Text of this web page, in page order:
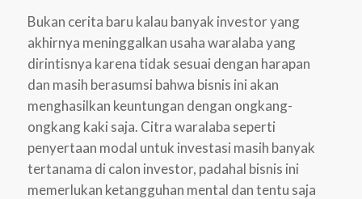
Bukan cerita baru kalau banyak investor yang
akhirnya meninggalkan usaha waralaba yang
dirintisnya karena tidak sesuai dengan harapan
dan masih berasumsi bahwa bisnis ini akan
menghasilkan keuntungan dengan ongkang-
ongkang kaki saja. Citra waralaba seperti
penyertaan modal untuk investasi masih banyak
tertanama di calon investor, padahal bisnis ini
memerlukan ketangguhan mental dan tentu saja